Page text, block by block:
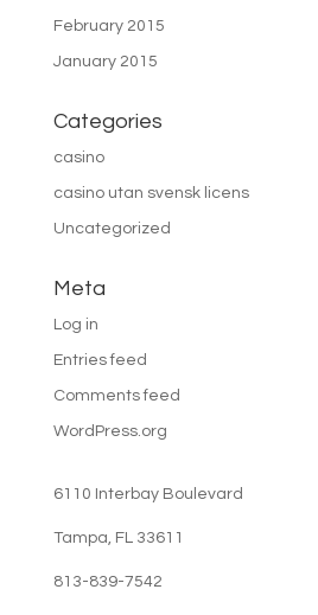
February 2015
January 2015
Categories
casino
casino utan svensk licens
Uncategorized
Meta
Log in
Entries feed
Comments feed
WordPress.org
6110 Interbay Boulevard
Tampa, FL 33611
813-839-7542